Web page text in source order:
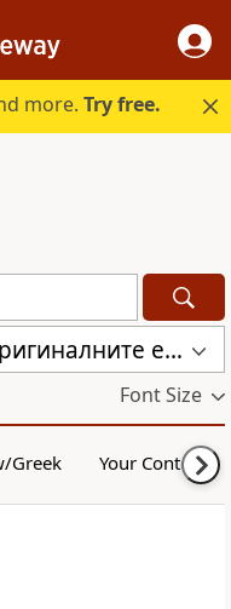
more.Try free.
Библия, нов превод от оригиналните езици (с неканоничните книги) (CBT)
Font Size
Greek Your Content